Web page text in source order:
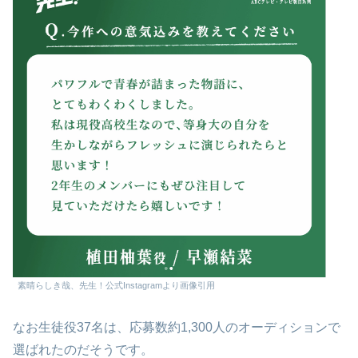
素晴らしき哉、先生！公式Instagramより画像引用
なお生徒役37名は、応募数約1,300人のオーディションで
選ばれたのだそうです。